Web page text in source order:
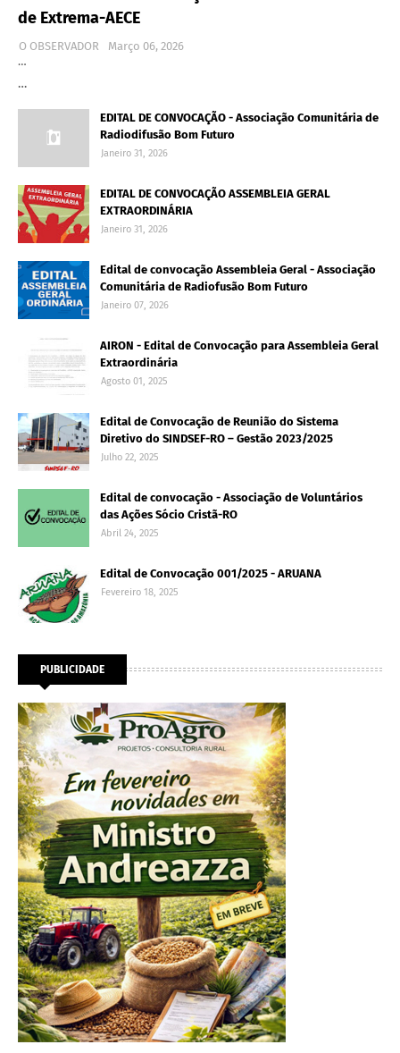
de Extrema-AECE
O OBSERVADOR
Março 06, 2026
…
…
EDITAL DE CONVOCAÇÃO - Associação Comunitária de
Radiodifusão Bom Futuro
Janeiro 31, 2026
EDITAL DE CONVOCAÇÃO ASSEMBLEIA GERAL
EXTRAORDINÁRIA
Janeiro 31, 2026
Edital de convocação Assembleia Geral - Associação
Comunitária de Radiofusão Bom Futuro
Janeiro 07, 2026
AIRON - Edital de Convocação para Assembleia Geral
Extraordinária
Agosto 01, 2025
Edital de Convocação de Reunião do Sistema
Diretivo do SINDSEF-RO – Gestão 2023/2025
Julho 22, 2025
Edital de convocação - Associação de Voluntários
das Ações Sócio Cristã-RO
Abril 24, 2025
Edital de Convocação 001/2025 - ARUANA
Fevereiro 18, 2025
PUBLICIDADE